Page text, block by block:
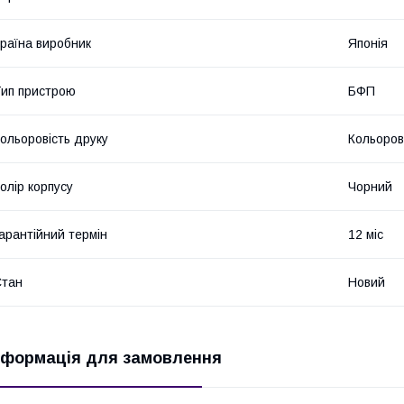
виробник Японія
пристрою БФП
друку
корпусу Чорний
термін 12 міс
Новий
для замовлення